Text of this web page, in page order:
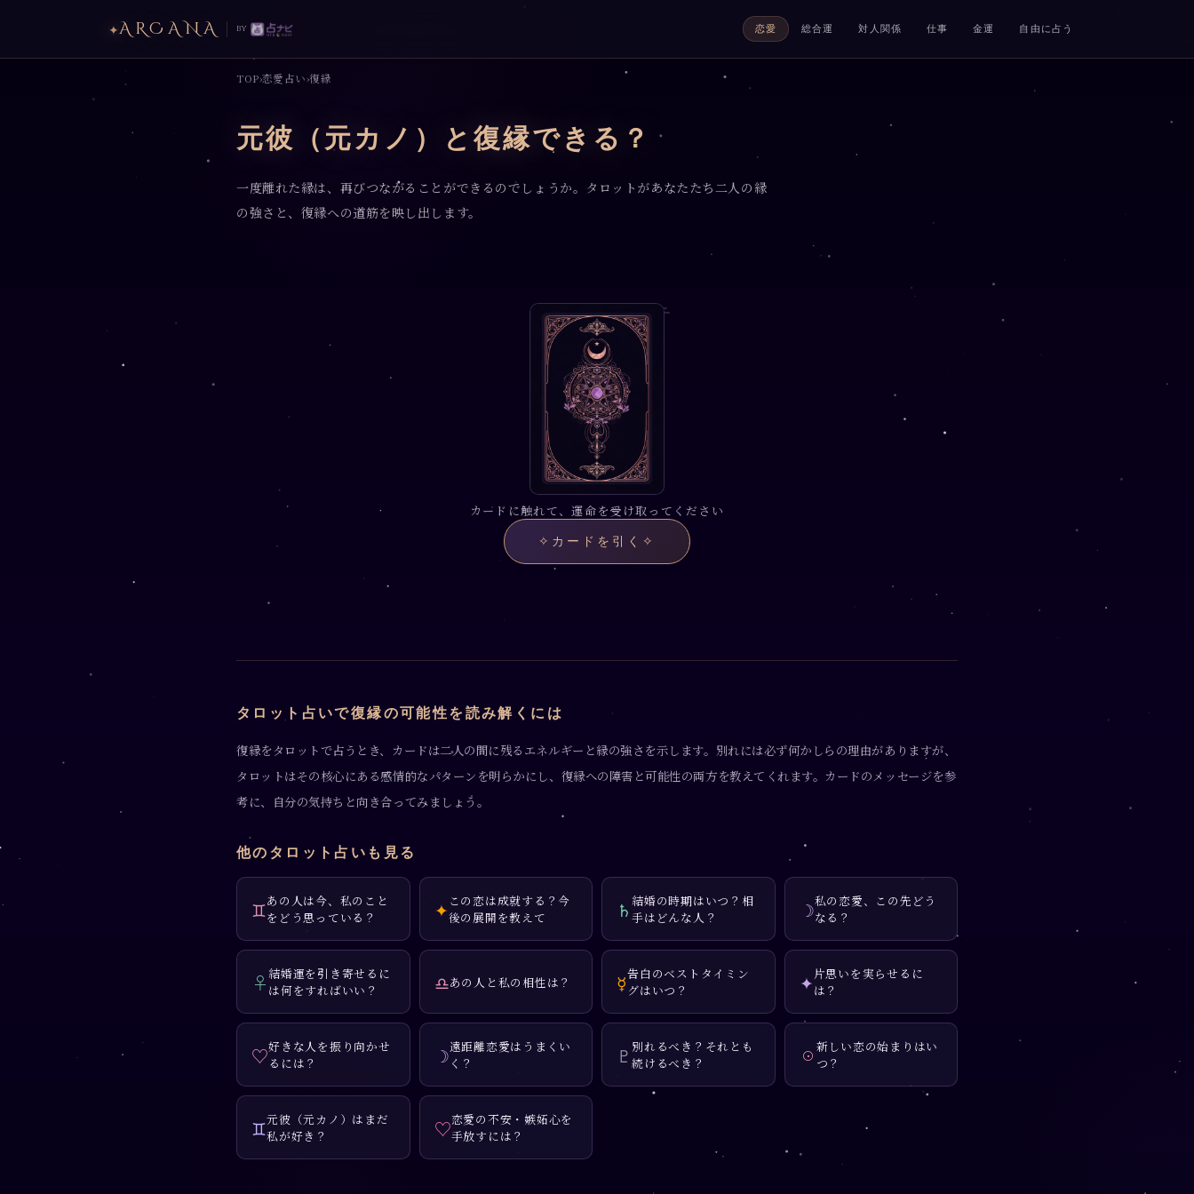
✦ARCANA by 恋愛 総合運 対人関係 仕事 金運 自由に占う
TOP›恋愛占い›復縁
元彼（元カノ）と復縁できる？
一度離れた縁は、再びつながることができるのでしょうか。タロットがあなたたち二人の縁
の強さと、復縁への道筋を映し出します。
カードに触れて、運命を受け取ってください
✧ カードを引く ✧
タロット占いで復縁の可能性を読み解くには
復縁をタロットで占うとき、カードは二人の間に残るエネルギーと縁の強さを示します。別れには必ず何かしらの理由がありますが、
タロットはその核心にある感情的なパターンを明らかにし、復縁への障害と可能性の両方を教えてくれます。カードのメッセージを参
考に、自分の気持ちと向き合ってみましょう。
他のタロット占いも見る
♊あの人は今、私のこと
をどう思っている？
✦この恋は成就する？今
後の展開を教えて
♄ 結婚の時期はいつ？相
手はどんな人？
☽私の恋愛、この先どう
なる？
♀結婚運を引き寄せるに
は何をすればいい？
♎あの人と私の相性は？ ☿告白のベストタイミン
グはいつ？
✦片思いを実らせるに
は？
♡好きな人を振り向かせ
るには？
☽遠距離恋愛はうまくい
く？
♇ 別れるべき？それとも
続けるべき？
☉ 新しい恋の始まりはい
つ？
♊元彼（元カノ）はまだ
私が好き？
♡恋愛の不安・嫉妬心を
手放すには？